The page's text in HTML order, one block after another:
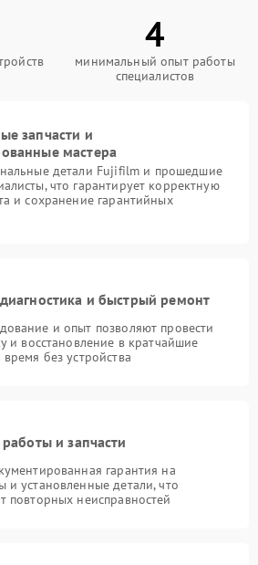
4
минимальный опыт работы
специалистов
запчасти и
мастера
детали Fujifilm и прошедшие
что гарантирует корректную
и сохранение гарантийных
и быстрый ремонт
и опыт позволяют провести
и восстановление в кратчайшие
без устройства
и запчасти
гарантия на
и установленные детали, что
повторных неисправностей